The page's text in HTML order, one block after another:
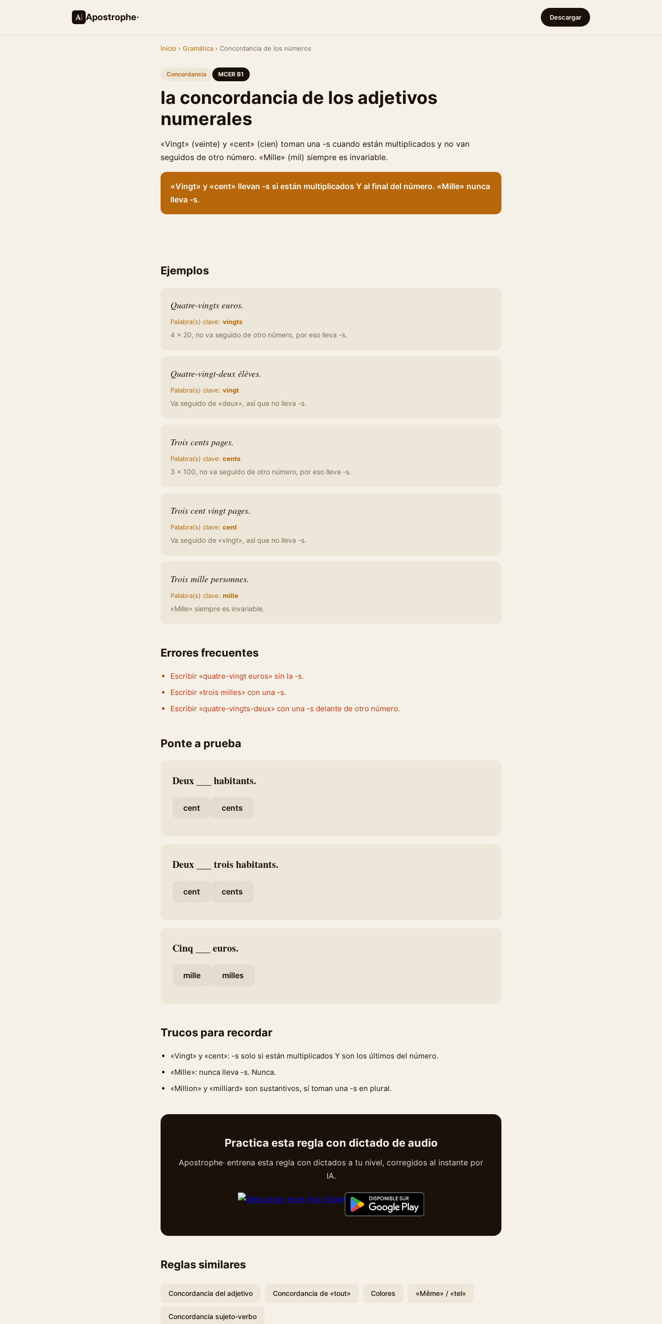
Apostrophe· Descargar
Inicio › Gramática › Concordancia de los números
Concordancia MCER B1
la concordancia de los adjetivos
numerales
«Vingt» (veinte) y «cent» (cien) toman una -s cuando están multiplicados y no van
seguidos de otro número. «Mille» (mil) siempre es invariable.
«Vingt» y «cent» llevan -s si están multiplicados Y al final del número. «Mille» nunca
lleva -s.
Ejemplos
Quatre-vingts euros.
Palabra(s) clave: vingts
4 × 20, no va seguido de otro número, por eso lleva -s.
Quatre-vingt-deux élèves.
Palabra(s) clave: vingt
Va seguido de «deux», así que no lleva -s.
Trois cents pages.
Palabra(s) clave: cents
3 × 100, no va seguido de otro número, por eso lleva -s.
Trois cent vingt pages.
Palabra(s) clave: cent
Va seguido de «vingt», así que no lleva -s.
Trois mille personnes.
Palabra(s) clave: mille
«Mille» siempre es invariable.
Errores frecuentes
Escribir «quatre-vingt euros» sin la -s.
Escribir «trois milles» con una -s.
Escribir «quatre-vingts-deux» con una -s delante de otro número.
Ponte a prueba
Deux ___ habitants.
cent cents
Deux ___ trois habitants.
cent cents
Cinq ___ euros.
mille milles
Trucos para recordar
«Vingt» y «cent»: -s solo si están multiplicados Y son los últimos del número.
«Mille»: nunca lleva -s. Nunca.
«Million» y «milliard» son sustantivos, sí toman una -s en plural.
Practica esta regla con dictado de audio
Apostrophe· entrena esta regla con dictados a tu nivel, corregidos al instante por
IA.
Reglas similares
Concordancia del adjetivo Concordancia de «tout» Colores «Même» / «tel»
Concordancia sujeto-verbo